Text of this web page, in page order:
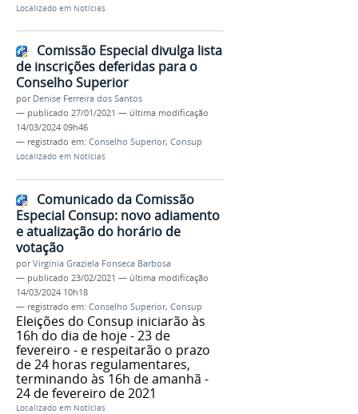
Localizado em Notícias
Comissão Especial divulga lista
de inscrições deferidas para o
Conselho Superior
por Denise Ferreira dos Santos
— publicado 27/01/2021 — última modificação
14/03/2024 09h46
— registrado em: Conselho Superior, Consup
Localizado em Notícias
Comunicado da Comissão
Especial Consup: novo adiamento
e atualização do horário de
votação
porVirgínia Graziela Fonseca Barbosa
— publicado 23/02/2021 — última modificação
14/03/2024 10h18
— registrado em: Conselho Superior, Consup
Eleições do Consup iniciarão às
16h do dia de hoje - 23 de
fevereiro - e respeitarão o prazo
de 24 horas regulamentares,
terminando às 16h de amanhã -
24 de fevereiro de 2021
Localizado em Notícias